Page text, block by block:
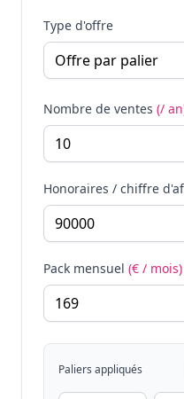
Type d'offre
Nombre de ventes (/
Honoraires / chiffre
Pack mensuel (€ / mois)
Paliers appliqués